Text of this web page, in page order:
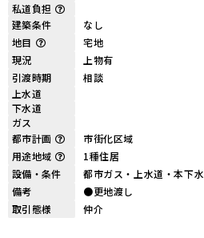
私道負担
建築条件
なし
地目
宅地
現況
上物有
引渡時期
相談
上水道
下水道
ガス
都市計画
市街化区域
用途地域
1種住居
設備・条件
都市ガス・上水道・本下水
備考
●更地渡し
取引態様
仲介